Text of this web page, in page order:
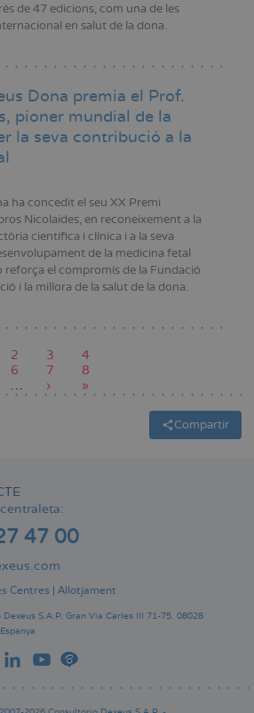
de 47 edicions, com una de les
en salut de la dona.
Dona premia el Prof.
pioner mundial de la
la seva contribució a la
ha concedit el seu XX Premi
Nicolaides, en reconeixement a la
científica i clínica i a la seva
de la medicina fetal
el compromís de la Fundació
i la millora de la salut de la dona.
Pàgina
2 Pàgina
3 Pàgina
4
Pàgina
6 Pàgina
7 Pàgina
8
…
Pàgina
següent
›
Última
pàgina
»
Compartir
47 00
Centres Allotjament
S.A.P. Gran Via Carles III 71-75. 08028
Espanya